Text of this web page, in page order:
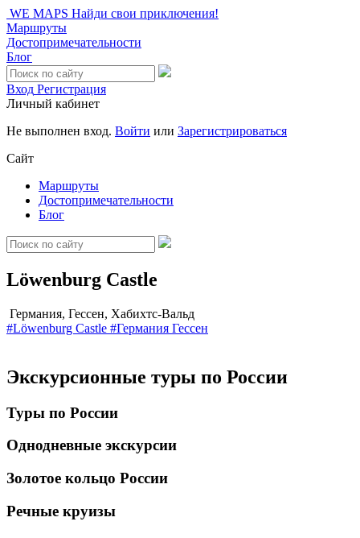
WE MAPS Найди свои приключения!
Маршруты
Достопримечательности
Блог
Вход Регистрация
Личный кабинет
Не выполнен вход. Войти или Зарегистрироваться
Сайт
Маршруты
Достопримечательности
Блог
Löwenburg Castle
Германия, Гессен, Хабихтс-Вальд
#Löwenburg Castle #Германия Гессен
Экскурсионные туры по России
Туры по России
Однодневные экскурсии
Золотое кольцо России
Речные круизы